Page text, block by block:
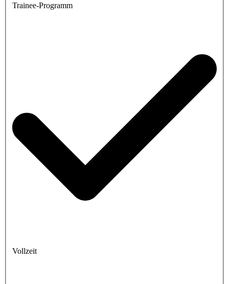
Trainee-Programm
Vollzeit